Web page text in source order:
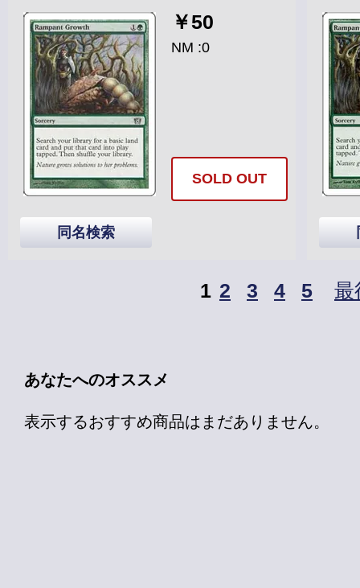
￥50
NM :0
SOLD OUT
同名検索
1 2 3 4 5
あなたへのオススメ
表示するおすすめ商品はまだありません。